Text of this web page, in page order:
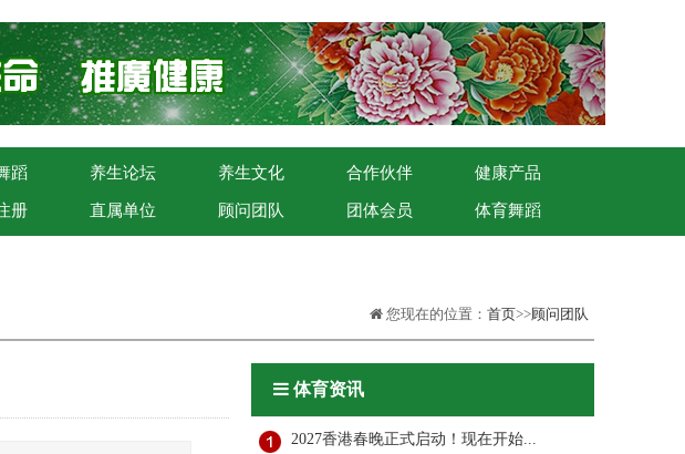
蹈 养生论坛 养生文化 合作伙伴 健康产品
册 直属单位 顾问团队 团体会员 体育舞蹈
您现在的位置： 首页>>顾问团队
体育资讯
2027香港春晚正式启动！现在开始...